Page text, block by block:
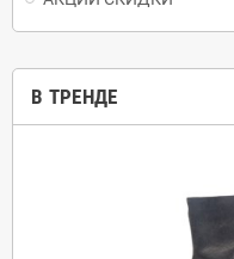
В ТРЕНДЕ